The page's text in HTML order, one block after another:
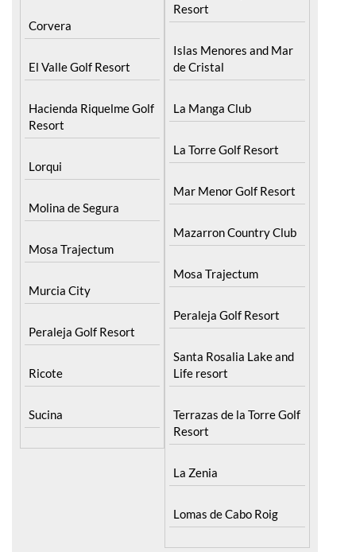
Corvera
El Valle Golf Resort
Hacienda Riquelme Golf
Resort
Lorqui
Molina de Segura
Mosa Trajectum
Murcia City
Peraleja Golf Resort
Ricote
Sucina
Resort
Islas Menores and Mar
de Cristal
La Manga Club
La Torre Golf Resort
Mar Menor Golf Resort
Mazarron Country Club
Mosa Trajectum
Peraleja Golf Resort
Santa Rosalia Lake and
Life resort
Terrazas de la Torre Golf
Resort
La Zenia
Lomas de Cabo Roig